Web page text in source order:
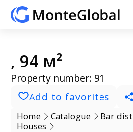
, 94 м²
Property number: 91
Add to favorites
Home Catalogue
Bar
Houses